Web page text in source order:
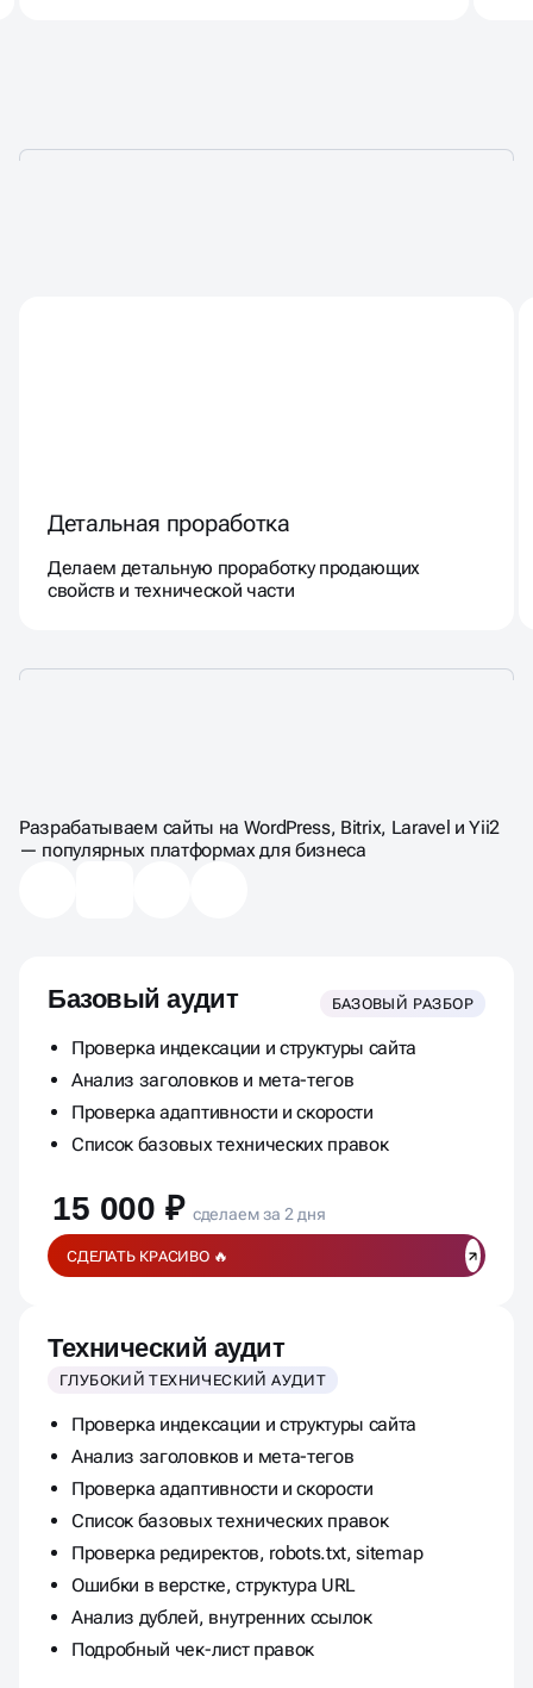
Детальная проработка
Делаем детальную проработку продающих
свойств и технической части
КОМПЛЕКСНЫЙ АУДИТ
Разрабатываем сайты на WordPress, Bitrix, Laravel и Yii2
— популярных платформах для бизнеса
Базовый аудит БАЗОВЫЙ РАЗБОР
Проверка индексации и структуры сайта
Анализ заголовков и мета-тегов
Проверка адаптивности и скорости
Список базовых технических правок
15 000 ₽ сделаем за 2 дня
СДЕЛАТЬ КРАСИВО 🔥
Технический аудит
ГЛУБОКИЙ ТЕХНИЧЕСКИЙ АУДИТ
Проверка индексации и структуры сайта
Анализ заголовков и мета-тегов
Проверка адаптивности и скорости
Список базовых технических правок
Проверка редиректов, robots.txt, sitemap
Ошибки в верстке, структура URL
Анализ дублей, внутренних ссылок
Подробный чек-лист правок